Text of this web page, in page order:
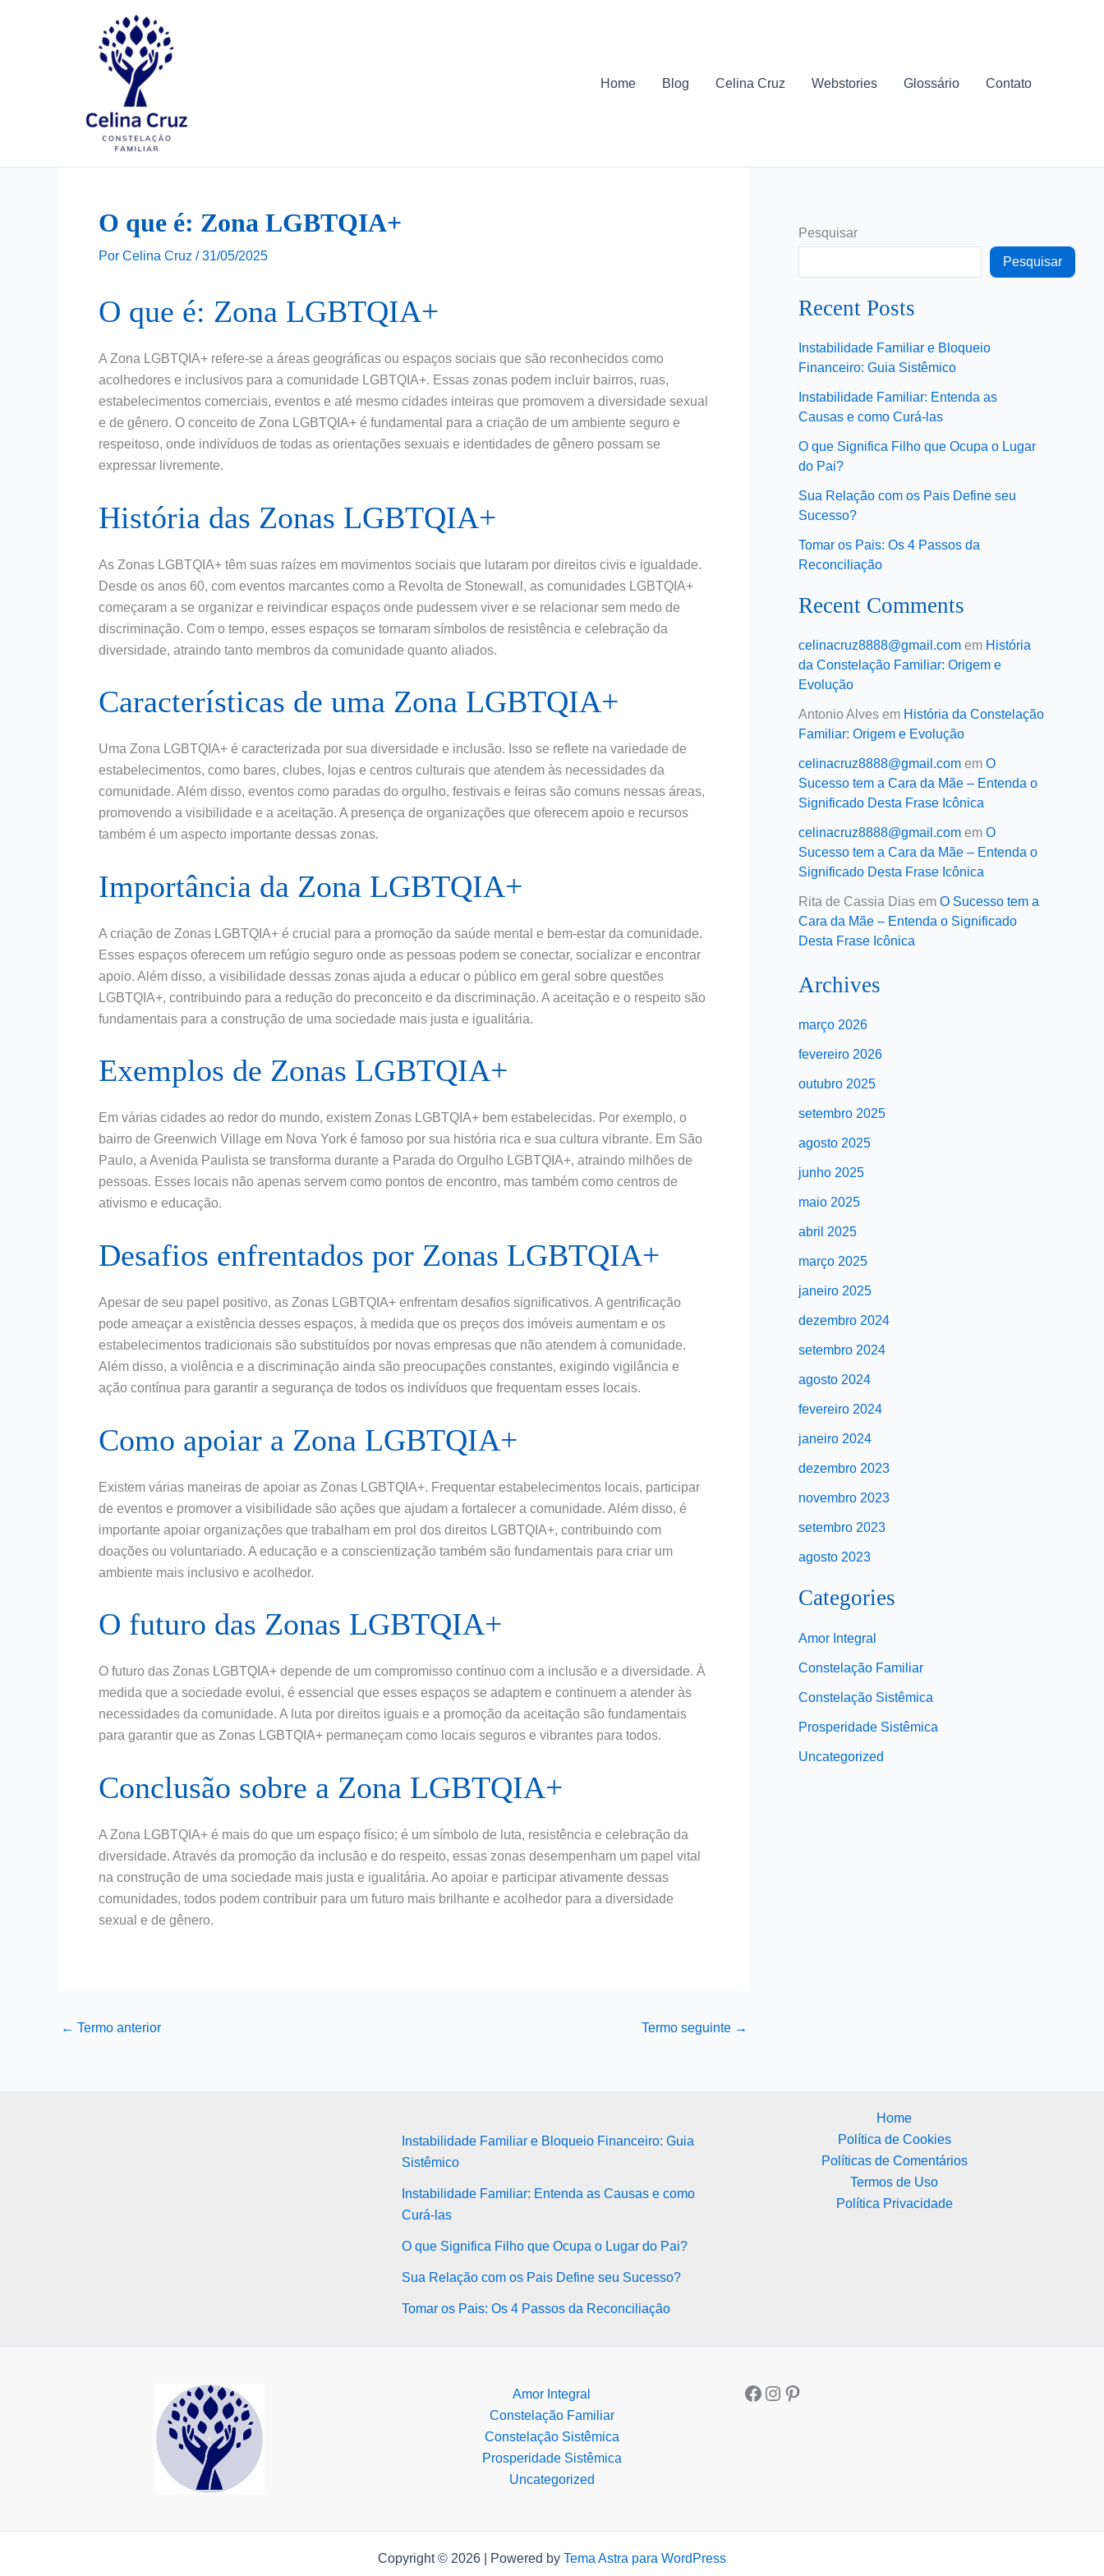
Home Blog Celina Cruz Webstories Glossário Contato
O que é: Zona LGBTQIA+
Por Celina Cruz /31/05/2025
O que é: Zona LGBTQIA+
A Zona LGBTQIA+ refere-se a áreas geográficas ou espaços sociais que são reconhecidos como
acolhedores e inclusivos para a comunidade LGBTQIA+. Essas zonas podem incluir bairros, ruas,
estabelecimentos comerciais, eventos e até mesmo cidades inteiras que promovem a diversidade sexual
e de gênero. O conceito de Zona LGBTQIA+ é fundamental para a criação de um ambiente seguro e
respeitoso, onde indivíduos de todas as orientações sexuais e identidades de gênero possam se
expressar livremente.
História das Zonas LGBTQIA+
As Zonas LGBTQIA+ têm suas raízes em movimentos sociais que lutaram por direitos civis e igualdade.
Desde os anos 60, com eventos marcantes como a Revolta de Stonewall, as comunidades LGBTQIA+
começaram a se organizar e reivindicar espaços onde pudessem viver e se relacionar sem medo de
discriminação. Com o tempo, esses espaços se tornaram símbolos de resistência e celebração da
diversidade, atraindo tanto membros da comunidade quanto aliados.
Características de uma Zona LGBTQIA+
Uma Zona LGBTQIA+ é caracterizada por sua diversidade e inclusão. Isso se reflete na variedade de
estabelecimentos, como bares, clubes, lojas e centros culturais que atendem às necessidades da
comunidade. Além disso, eventos como paradas do orgulho, festivais e feiras são comuns nessas áreas,
promovendo a visibilidade e a aceitação. A presença de organizações que oferecem apoio e recursos
também é um aspecto importante dessas zonas.
Importância da Zona LGBTQIA+
A criação de Zonas LGBTQIA+ é crucial para a promoção da saúde mental e bem-estar da comunidade.
Esses espaços oferecem um refúgio seguro onde as pessoas podem se conectar, socializar e encontrar
apoio. Além disso, a visibilidade dessas zonas ajuda a educar o público em geral sobre questões
LGBTQIA+, contribuindo para a redução do preconceito e da discriminação. A aceitação e o respeito são
fundamentais para a construção de uma sociedade mais justa e igualitária.
Exemplos de Zonas LGBTQIA+
Em várias cidades ao redor do mundo, existem Zonas LGBTQIA+ bem estabelecidas. Por exemplo, o
bairro de Greenwich Village em Nova York é famoso por sua história rica e sua cultura vibrante. Em São
Paulo, a Avenida Paulista se transforma durante a Parada do Orgulho LGBTQIA+, atraindo milhões de
pessoas. Esses locais não apenas servem como pontos de encontro, mas também como centros de
ativismo e educação.
Desafios enfrentados por Zonas LGBTQIA+
Apesar de seu papel positivo, as Zonas LGBTQIA+ enfrentam desafios significativos. A gentrificação
pode ameaçar a existência desses espaços, à medida que os preços dos imóveis aumentam e os
estabelecimentos tradicionais são substituídos por novas empresas que não atendem à comunidade.
Além disso, a violência e a discriminação ainda são preocupações constantes, exigindo vigilância e
ação contínua para garantir a segurança de todos os indivíduos que frequentam esses locais.
Como apoiar a Zona LGBTQIA+
Existem várias maneiras de apoiar as Zonas LGBTQIA+. Frequentar estabelecimentos locais, participar
de eventos e promover a visibilidade são ações que ajudam a fortalecer a comunidade. Além disso, é
importante apoiar organizações que trabalham em prol dos direitos LGBTQIA+, contribuindo com
doações ou voluntariado. A educação e a conscientização também são fundamentais para criar um
ambiente mais inclusivo e acolhedor.
O futuro das Zonas LGBTQIA+
O futuro das Zonas LGBTQIA+ depende de um compromisso contínuo com a inclusão e a diversidade. À
medida que a sociedade evolui, é essencial que esses espaços se adaptem e continuem a atender às
necessidades da comunidade. A luta por direitos iguais e a promoção da aceitação são fundamentais
para garantir que as Zonas LGBTQIA+ permaneçam como locais seguros e vibrantes para todos.
Conclusão sobre a Zona LGBTQIA+
A Zona LGBTQIA+ é mais do que um espaço físico; é um símbolo de luta, resistência e celebração da
diversidade. Através da promoção da inclusão e do respeito, essas zonas desempenham um papel vital
na construção de uma sociedade mais justa e igualitária. Ao apoiar e participar ativamente dessas
comunidades, todos podem contribuir para um futuro mais brilhante e acolhedor para a diversidade
sexual e de gênero.
← Termo anterior Termo seguinte →
Pesquisar
Pesquisar
Recent Posts
Instabilidade Familiar e Bloqueio
Financeiro: Guia Sistêmico
Instabilidade Familiar: Entenda as
Causas e como Curá-las
O que Significa Filho que Ocupa o Lugar
do Pai?
Sua Relação com os Pais Define seu
Sucesso?
Tomar os Pais: Os 4 Passos da
Reconciliação
Recent Comments
celinacruz8888@gmail.com em História
da Constelação Familiar: Origem e
Evolução
Antonio Alves em História da Constelação
Familiar: Origem e Evolução
celinacruz8888@gmail.com em O
Sucesso tem a Cara da Mãe – Entenda o
Significado Desta Frase Icônica
celinacruz8888@gmail.com em O
Sucesso tem a Cara da Mãe – Entenda o
Significado Desta Frase Icônica
Rita de Cassia Dias em O Sucesso tem a
Cara da Mãe – Entenda o Significado
Desta Frase Icônica
Archives
março 2026
fevereiro 2026
outubro 2025
setembro 2025
agosto 2025
junho 2025
maio 2025
abril 2025
março 2025
janeiro 2025
dezembro 2024
setembro 2024
agosto 2024
fevereiro 2024
janeiro 2024
dezembro 2023
novembro 2023
setembro 2023
agosto 2023
Categories
Amor Integral
Constelação Familiar
Constelação Sistêmica
Prosperidade Sistêmica
Uncategorized
Instabilidade Familiar e Bloqueio Financeiro: Guia
Sistêmico
Instabilidade Familiar: Entenda as Causas e como
Curá-las
O que Significa Filho que Ocupa o Lugar do Pai?
Sua Relação com os Pais Define seu Sucesso?
Tomar os Pais: Os 4 Passos da Reconciliação
Home
Política de Cookies
Políticas de Comentários
Termos de Uso
Política Privacidade
Amor Integral
Constelação Familiar
Constelação Sistêmica
Prosperidade Sistêmica
Uncategorized
Copyright © 2026 | Powered by Tema Astra para WordPress